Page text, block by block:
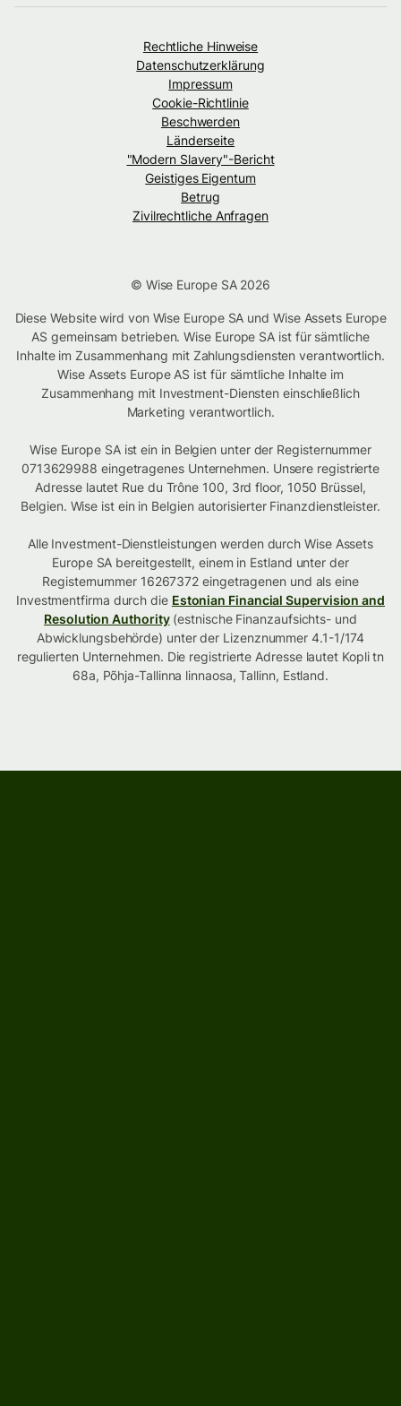
Rechtliche Hinweise
Datenschutzerklärung
Impressum
Cookie-Richtlinie
Beschwerden
Länderseite
"Modern Slavery"-Bericht
Geistiges Eigentum
Betrug
Zivilrechtliche Anfragen
© Wise Europe SA 2026
Diese Website wird von Wise Europe SA und Wise Assets Europe
AS gemeinsam betrieben. Wise Europe SA ist für sämtliche
Inhalte im Zusammenhang mit Zahlungsdiensten verantwortlich.
Wise Assets Europe AS ist für sämtliche Inhalte im
Zusammenhang mit Investment-Diensten einschließlich
Marketing verantwortlich.
Wise Europe SA ist ein in Belgien unter der Registernummer
0713629988 eingetragenes Unternehmen. Unsere registrierte
Adresse lautet Rue du Trône 100, 3rd floor, 1050 Brüssel,
Belgien. Wise ist ein in Belgien autorisierter Finanzdienstleister.
Alle Investment-Dienstleistungen werden durch Wise Assets
Europe SA bereitgestellt, einem in Estland unter der
Registernummer 16267372 eingetragenen und als eine
Investmentfirma durch die Estonian Financial Supervision and
Resolution Authority(estnische Finanzaufsichts- und
Abwicklungsbehörde) unter der Lizenznummer 4.1-1/174
regulierten Unternehmen. Die registrierte Adresse lautet Kopli tn
68a, Põhja-Tallinna linnaosa, Tallinn, Estland.